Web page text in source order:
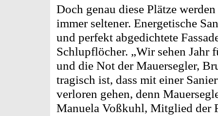
Doch genau diese Plätze
immer seltener. Energetische
und perfekt abgedichtete
Schlupflöcher. „Wir sehen Jahr
und die Not der Mauersegler,
tragisch ist, dass mit einer
verloren gehen, denn
Manuela Voßkuhl, Mitglied der